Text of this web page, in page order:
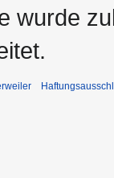
wurde